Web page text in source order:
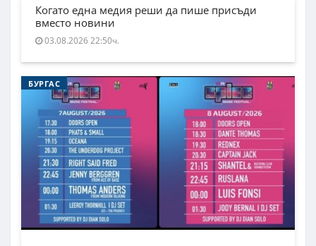
Когато една медия реши да пише присъди
вместо новини
03.08.2026 22:50ч.
БУРГАС